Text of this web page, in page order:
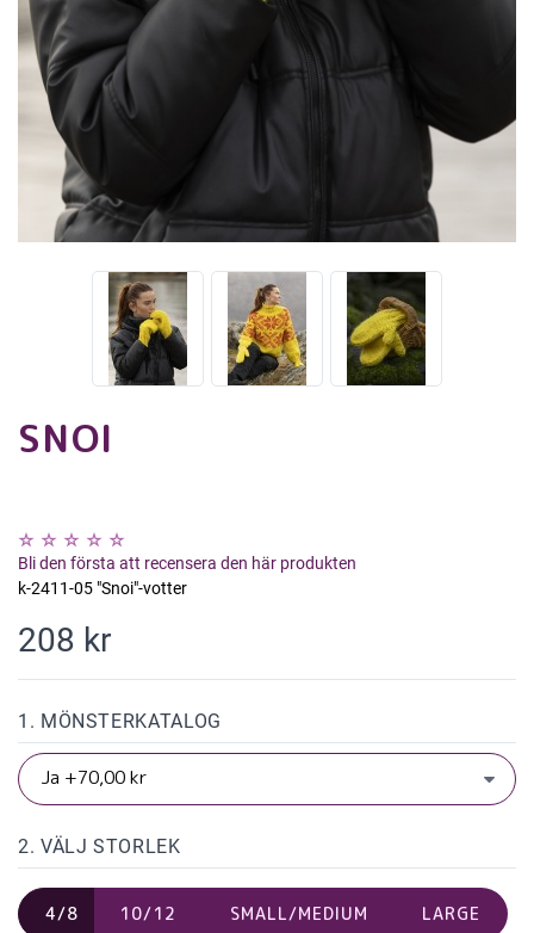
SNOI
Bli den första att recensera den här produkten
k-2411-05 "Snoi"-votter
208 kr
1. MÖNSTERKATALOG
2. VÄLJ STORLEK
4/8 10/12 SMALL/MEDIUM LARGE